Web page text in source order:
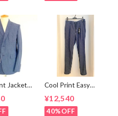
Jacket
Cool Print Easy
¥12,540
40%OFF